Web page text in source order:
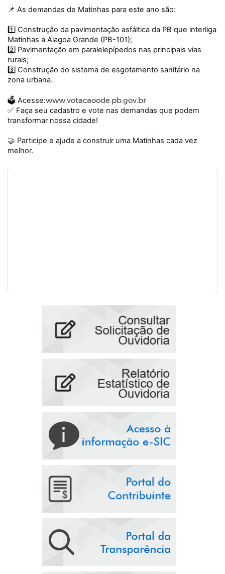
📌 As demandas de Matinhas para este ano são:
1️⃣ Construção da pavimentação asfáltica da PB que interliga
Matinhas a Alagoa Grande (PB-101);
2️⃣ Pavimentação em paralelepípedos nas principais vias
rurais;
3️⃣ Construção do sistema de esgotamento sanitário na
zona urbana.
🗳️ Acesse:www.votacaoode.pb.gov.br
✅ Faça seu cadastro e vote nas demandas que podem
transformar nossa cidade!
🤝 Participe e ajude a construir uma Matinhas cada vez
melhor.